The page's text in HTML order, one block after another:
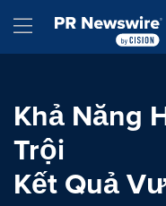
Hamburger menu
Khả Năng
Trội
Kết Quả